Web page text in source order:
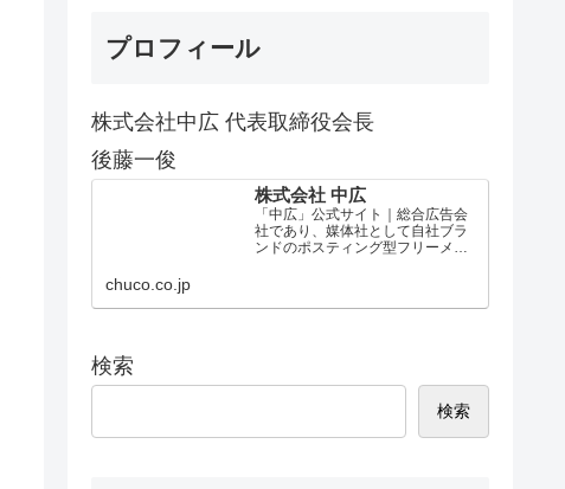
プロフィール
株式会社中広 代表取締役会長
後藤一俊
株式会社 中広
「中広」公式サイト｜総合広告会
社であり、媒体社として自社ブラ
ンドのポスティング型フリーメデ
chuco.co.jp
検索
検索